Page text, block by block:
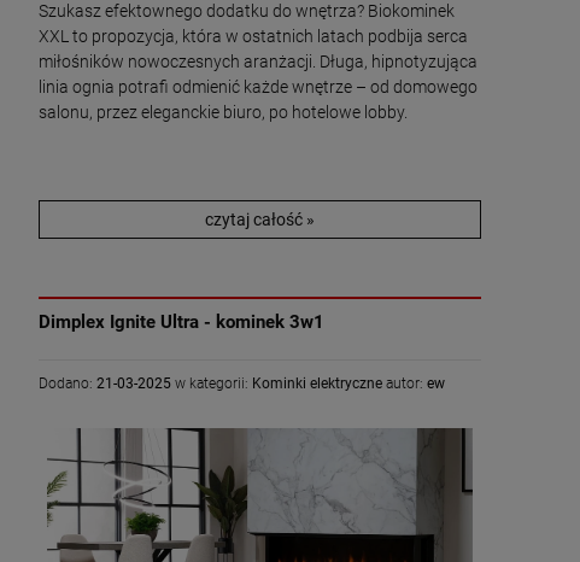
Szukasz efektownego dodatku do wnętrza? Biokominek
XXL to propozycja, która w ostatnich latach podbija serca
miłośników nowoczesnych aranżacji. Długa, hipnotyzująca
linia ognia potrafi odmienić każde wnętrze – od domowego
salonu, przez eleganckie biuro, po hotelowe lobby.
czytaj całość »
Dimplex Ignite Ultra - kominek 3w1
Dodano:21-03-2025 w kategorii: Kominki elektryczne autor:ew